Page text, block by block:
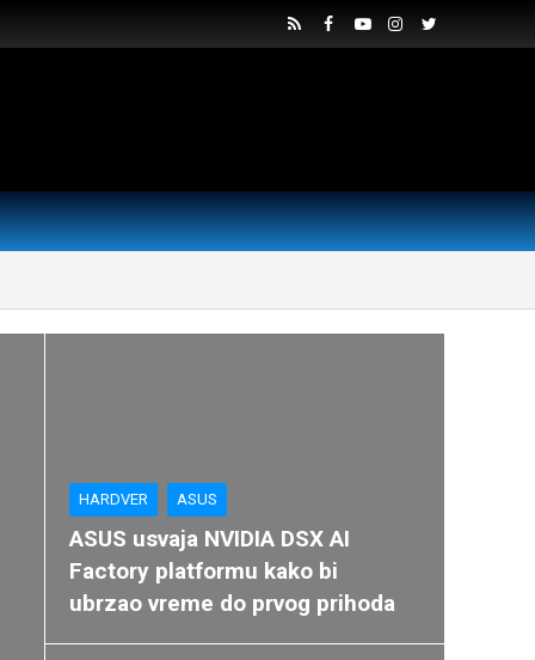
HARDVER ASUS
ASUS usvaja NVIDIA DSX AI
Factory platformu kako bi
ubrzao vreme do prvog prihoda